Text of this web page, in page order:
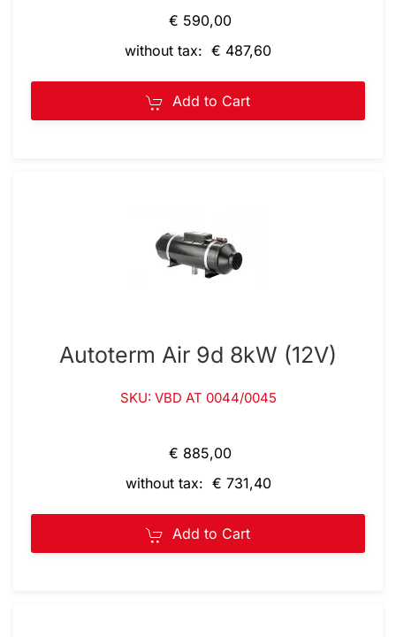
€ 590,00
without tax: € 487,60
Add to Cart
Autoterm Air 9d 8kW (12V)
SKU: VBD AT 0044/0045
€ 885,00
without tax: € 731,40
Add to Cart